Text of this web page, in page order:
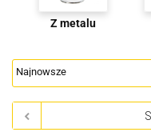
Z metalu